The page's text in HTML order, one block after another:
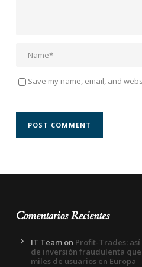
Save my name, email, and
Comentarios Recientes
IT Team on Profit-Trades:
de inversión fraudulenta
miles de usuarios en Europa